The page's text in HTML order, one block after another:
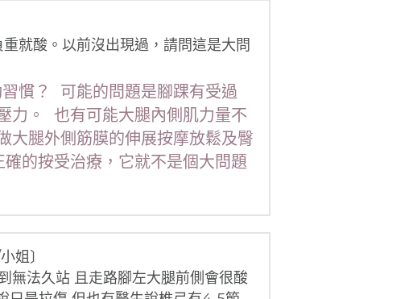
就酸。以前沒出現過，請問這是大問
慣？ 可能的問題是腳踝有受過
力。 也有可能大腿內側肌力量不
大腿外側筋膜的伸展按摩放鬆及臀
的按受治療，它就不是個大問題
姐〕
無法久站 且走路腳左大腿前側會很酸